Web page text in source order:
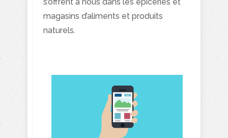
magasins d’aliments et produits
naturels.